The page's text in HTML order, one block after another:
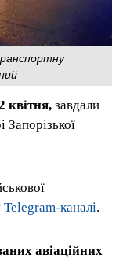
квітня, завдали
Запорізької
Telegram-каналі.
авіаційних